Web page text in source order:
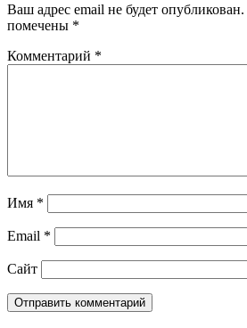
Ваш адрес email не будет опубликован.
помечены *
Комментарий *
Имя *
Email *
Сайт